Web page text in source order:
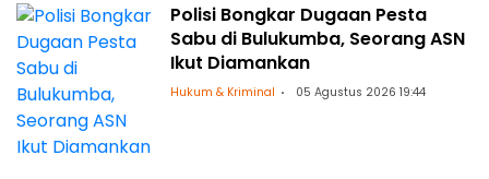
Polisi Bongkar Dugaan Pesta
Sabu di Bulukumba, Seorang ASN
Ikut Diamankan
Hukum & Kriminal 05 Agustus 2026 19:44